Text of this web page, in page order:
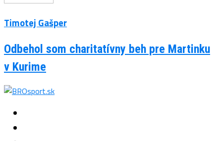
Timotej Gašper
Odbehol som charitatívny beh pre Martinku
v Kurime